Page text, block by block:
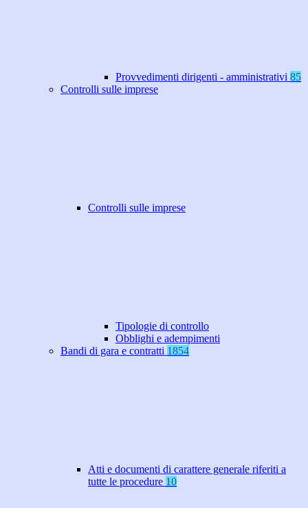
Provvedimenti dirigenti - amministrativi 85
Controlli sulle imprese
Controlli sulle imprese
Tipologie di controllo
Obblighi e adempimenti
Bandi di gara e contratti 1854
Atti e documenti di carattere generale riferiti a
tutte le procedure 10